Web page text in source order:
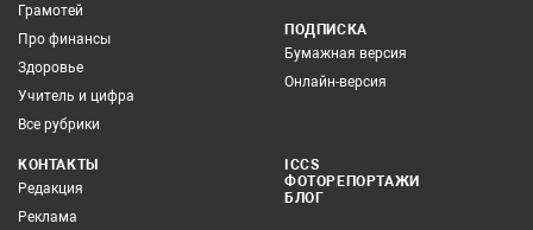
Грамотей
Про финансы
Здоровье
Учитель и цифра
Все рубрики
ПОДПИСКА
Бумажная версия
Онлайн-версия
КОНТАКТЫ
Редакция
Реклама
ICCS
ФОТОРЕПОРТАЖИ
БЛОГ